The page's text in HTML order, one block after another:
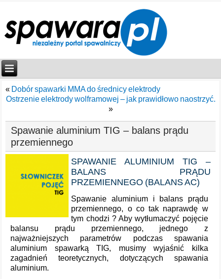
« Dobór spawarki MMA do średnicy elektrody
Ostrzenie elektrody wolframowej – jak prawidłowo naostrzyć.
»
Spawanie aluminium TIG – balans prądu
przemiennego
SPAWANIE ALUMINIUM TIG –
BALANS PRĄDU
PRZEMIENNEGO (BALANS AC)
Spawanie aluminium i balans prądu
przemiennego, o co tak naprawdę w
tym chodzi ? Aby wytłumaczyć pojęcie
balansu prądu przemiennego, jednego z
najważniejszych parametrów podczas spawania
aluminium spawarką TIG, musimy wyjaśnić kilka
zagadnień teoretycznych, dotyczących spawania
aluminium.